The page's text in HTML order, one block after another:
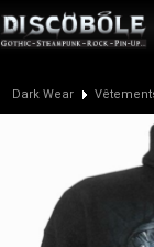
Service client 04 50
Dark Wear